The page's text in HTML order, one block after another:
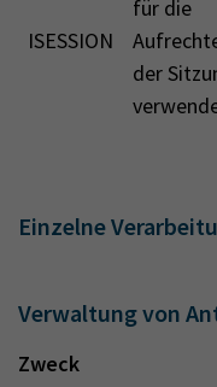
ISESSION
für die
der
Einzelne
Verwaltung von
Zweck